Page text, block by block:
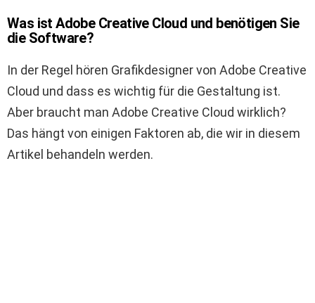
Was ist Adobe Creative Cloud und benötigen Sie
die Software?
In der Regel hören Grafikdesigner von Adobe Creative
Cloud und dass es wichtig für die Gestaltung ist.
Aber braucht man Adobe Creative Cloud wirklich?
Das hängt von einigen Faktoren ab, die wir in diesem
Artikel behandeln werden.